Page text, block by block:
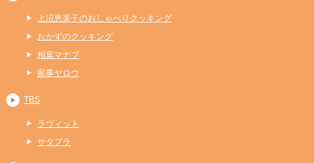
上沼恵美子のおしゃべりクッキング
おかずのクッキング
相葉マナブ
家事ヤロウ
TBS
ラヴィット
サタプラ